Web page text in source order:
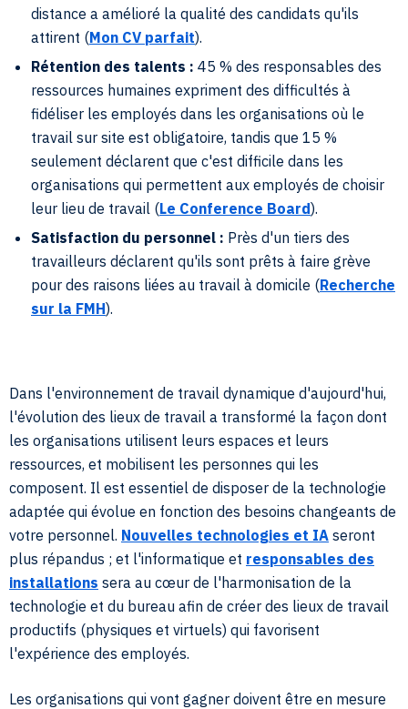
distance a amélioré la qualité des candidats qu'ils
attirent (Mon CV parfait).
Rétention des talents : 45 % des responsables des
ressources humaines expriment des difficultés à
fidéliser les employés dans les organisations où le
travail sur site est obligatoire, tandis que 15 %
seulement déclarent que c'est difficile dans les
organisations qui permettent aux employés de choisir
leur lieu de travail (Le Conference Board).
Satisfaction du personnel : Près d'un tiers des
travailleurs déclarent qu'ils sont prêts à faire grève
pour des raisons liées au travail à domicile (Recherche
sur la FMH).
Dans l'environnement de travail dynamique d'aujourd'hui,
l'évolution des lieux de travail a transformé la façon dont
les organisations utilisent leurs espaces et leurs
ressources, et mobilisent les personnes qui les
composent. Il est essentiel de disposer de la technologie
adaptée qui évolue en fonction des besoins changeants de
votre personnel. Nouvelles technologies et IA seront
plus répandus ; et l'informatique et responsables des
installations sera au cœur de l'harmonisation de la
technologie et du bureau afin de créer des lieux de travail
productifs (physiques et virtuels) qui favorisent
l'expérience des employés.
Les organisations qui vont gagner doivent être en mesure